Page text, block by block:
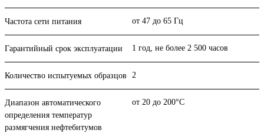
Частота сети питания от 47 до 65 Гц
Гарантийный срок эксплуатации 1 год, не более 2 500 часов
Количество испытуемых образцов 2
Диапазон автоматического
определения температур
размягчения нефтебитумов
от 20 до 200°С